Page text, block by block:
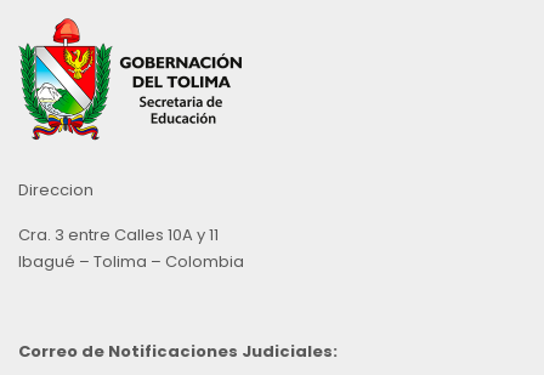
Direccion
Cra. 3 entre Calles 10A y 11
Ibagué – Tolima – Colombia
Correo de Notificaciones Judiciales: